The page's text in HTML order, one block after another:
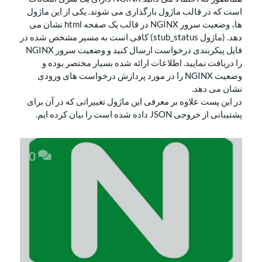
است که در قالب ماژول بارگذاری می شوند. یکی از این ماژول
ها، وضعیت سرور NGINX در قالب یک صفحه html نشان می
دهد. (ماژول stub_status) کافی است به مسیر مشخص شده در
فایل پیکربندی درخواست ارسال کنید و وضعیت سرور NGINX
را دریافت نمایید. اطلاعات ارائه شده بسیار مختصر بوده و
وضعیت NGINX را در مورد پردازش درخواست های ورودی
نشان می دهد.
در این پست علاوه بر معرفی این ماژول تغییراتی که در آن برای
پشتیبانی از خروجی JSON داده شده است را بیان کرده ایم.